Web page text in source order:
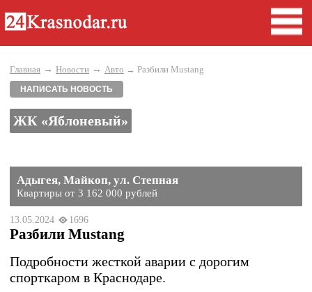
Главная → Новости → Авто → Разбили Mustang
НАПИСАТЬ НОВОСТЬ
ЖК «Яблоневый»
Адыгея, Майкоп, ул. Степная
Квартиры от 3 162 000 рублей
13.05.2024 1696
Разбили Mustang
Подробности жесткой аварии с дорогим
спорткаром в Краснодаре.